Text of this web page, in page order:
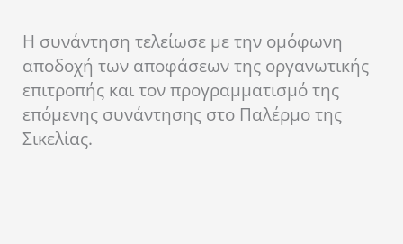
Η συνάντηση τελείωσε με την ομόφωνη
αποδοχή των αποφάσεων της οργανωτικής
επιτροπής και τον προγραμματισμό της
επόμενης συνάντησης στο Παλέρμο της
Σικελίας.